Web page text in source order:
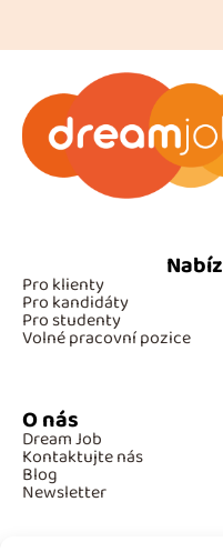
Pro klienty
Pro kandidáty
Pro studenty
Volné pracovní pozice
O nás
Dream Job
Kontaktujte nás
Blog
Newsletter